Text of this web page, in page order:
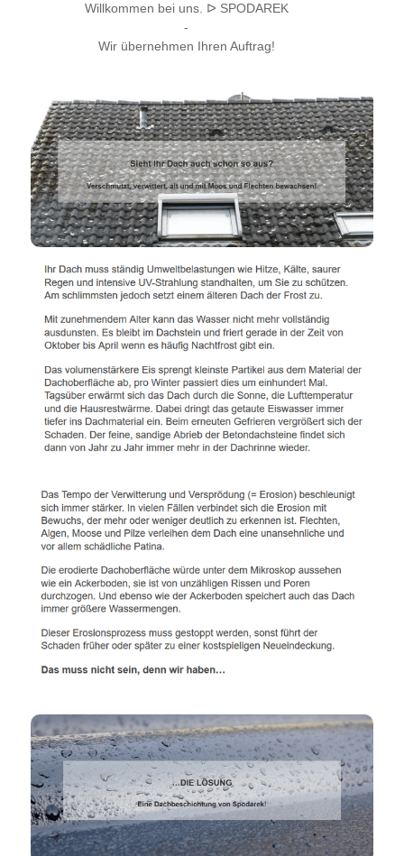
Willkommen bei uns. ᐅ SPODAREK
-
Wir übernehmen Ihren Auftrag!